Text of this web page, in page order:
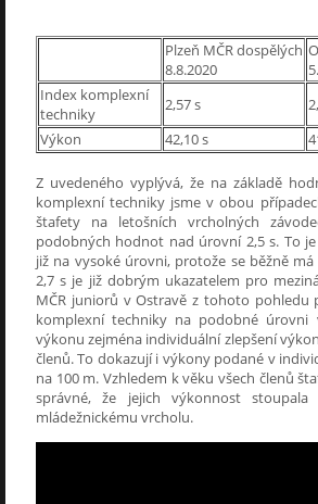
Plzeň MČR dospělých
8.8.2020
Index komplexní
techniky
2,57 s
Výkon
42,10 s
Z uvedeného vyplývá, že na základě
komplexní techniky jsme v obou
štafety na letošních vrcholných
podobných hodnot nad úrovní 2,5 s. To
již na vysoké úrovni, protože se běžně
2,7 s je již dobrým ukazatelem pro
MČR juniorů v Ostravě z tohoto pohledu
komplexní techniky na podobné úrovni
výkonu zejména individuální zlepšení
členů. To dokazují i výkony podané v
na 100 m. Vzhledem k věku všech členů
správné, že jejich výkonnost
mládežnickému vrcholu.